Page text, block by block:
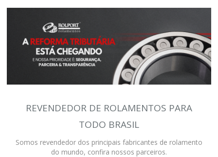
REVENDEDOR DE ROLAMENTOS PARA
TODO BRASIL
Somos revendedor dos principais fabricantes de rolamento
do mundo, confira nossos parceiros.